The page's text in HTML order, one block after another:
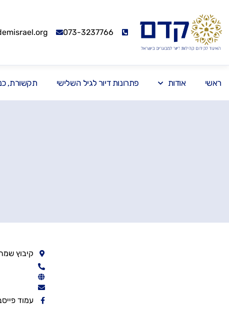
073-3237766
ראשי אודות פתרונות דיור לגיל השלישי תקשורת,
קיבוץ
עמוד